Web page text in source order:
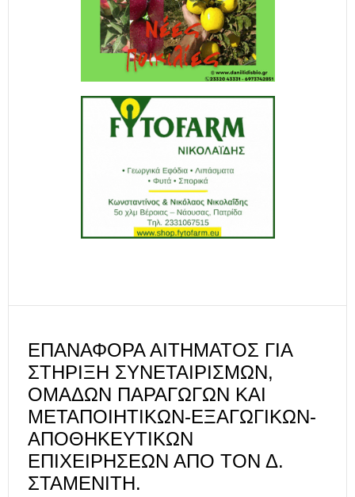
ΕΠΑΝΑΦΟΡΆ ΑΙΤΉΜΑΤΟΣ ΓΙΑ
ΣΤΉΡΙΞΗ ΣΥΝΕΤΑΙΡΙΣΜΏΝ,
ΟΜΆΔΩΝ ΠΑΡΑΓΩΓΏΝ ΚΑΙ
ΜΕΤΑΠΟΙΗΤΙΚΏΝ-ΕΞΑΓΩΓΙΚΏΝ-
ΑΠΟΘΗΚΕΥΤΙΚΏΝ
ΕΠΙΧΕΙΡΉΣΕΩΝ ΑΠΌ ΤΟΝ Δ.
ΣΤΑΜΕΝΊΤΗ.